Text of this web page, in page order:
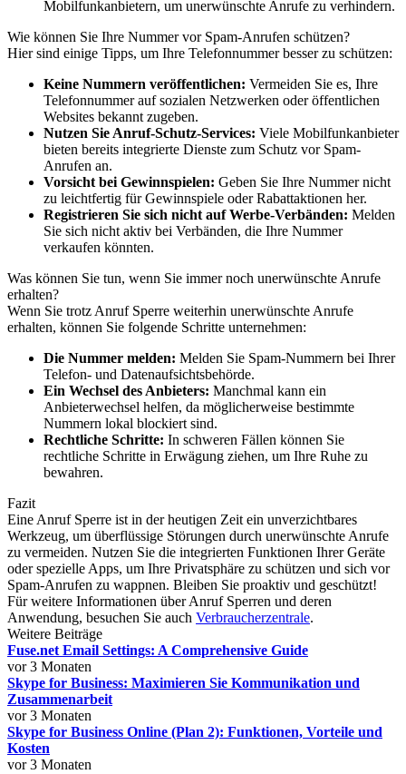
Mobilfunkanbietern, um unerwünschte Anrufe zu verhindern.
Wie können Sie Ihre Nummer vor Spam-Anrufen schützen?
Hier sind einige Tipps, um Ihre Telefonnummer besser zu schützen:
Keine Nummern veröffentlichen: Vermeiden Sie es, Ihre
Telefonnummer auf sozialen Netzwerken oder öffentlichen
Websites bekannt zugeben.
Nutzen Sie Anruf-Schutz-Services: Viele Mobilfunkanbieter
bieten bereits integrierte Dienste zum Schutz vor Spam-
Anrufen an.
Vorsicht bei Gewinnspielen: Geben Sie Ihre Nummer nicht
zu leichtfertig für Gewinnspiele oder Rabattaktionen her.
Registrieren Sie sich nicht auf Werbe-Verbänden: Melden
Sie sich nicht aktiv bei Verbänden, die Ihre Nummer
verkaufen könnten.
Was können Sie tun, wenn Sie immer noch unerwünschte Anrufe
erhalten?
Wenn Sie trotz Anruf Sperre weiterhin unerwünschte Anrufe
erhalten, können Sie folgende Schritte unternehmen:
Die Nummer melden: Melden Sie Spam-Nummern bei Ihrer
Telefon- und Datenaufsichtsbehörde.
Ein Wechsel des Anbieters: Manchmal kann ein
Anbieterwechsel helfen, da möglicherweise bestimmte
Nummern lokal blockiert sind.
Rechtliche Schritte: In schweren Fällen können Sie
rechtliche Schritte in Erwägung ziehen, um Ihre Ruhe zu
bewahren.
Fazit
Eine Anruf Sperre ist in der heutigen Zeit ein unverzichtbares
Werkzeug, um überflüssige Störungen durch unerwünschte Anrufe
zu vermeiden. Nutzen Sie die integrierten Funktionen Ihrer Geräte
oder spezielle Apps, um Ihre Privatsphäre zu schützen und sich vor
Spam-Anrufen zu wappnen. Bleiben Sie proaktiv und geschützt!
Für weitere Informationen über Anruf Sperren und deren
Anwendung, besuchen Sie auch Verbraucherzentrale.
Weitere Beiträge
Fuse.net Email Settings: A Comprehensive Guide
vor 3 Monaten
Skype for Business: Maximieren Sie Kommunikation und
Zusammenarbeit
vor 3 Monaten
Skype for Business Online (Plan 2): Funktionen, Vorteile und
Kosten
vor 3 Monaten